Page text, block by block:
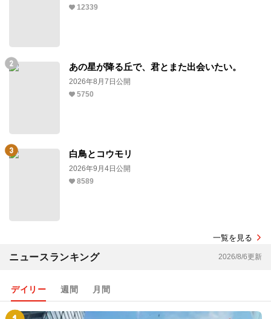
12339
あの星が降る丘で、君とまた出会いたい。
2026年8月7日公開
5750
白鳥とコウモリ
2026年9月4日公開
8589
一覧を見る
ニュースランキング 2026/8/6更新
デイリー 週間 月間